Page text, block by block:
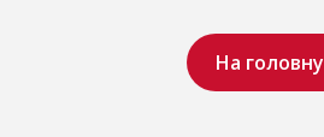
На головну